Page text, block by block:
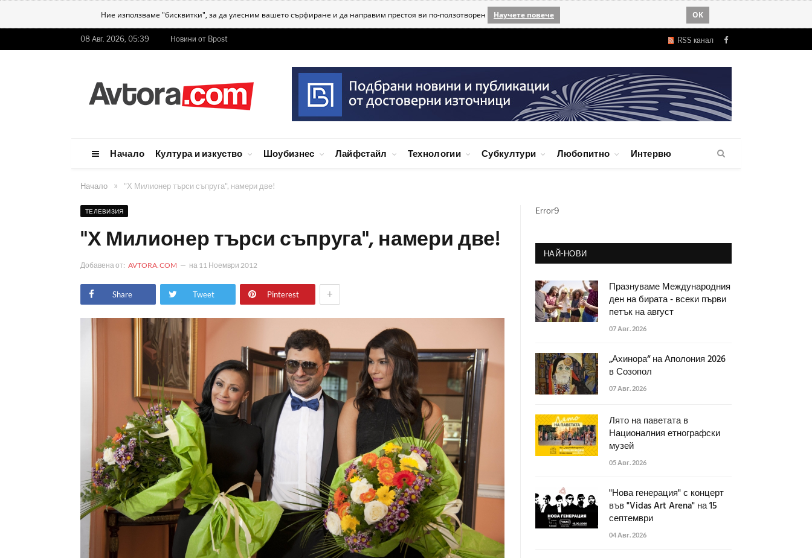
Ние използваме "бисквитки", за да улесним вашето сърфиране и да направим престоя ви по-ползотворен Научете повече OK
08 Авг. 2026, 05:39 Новини от Bpost RSS канал Facebook
Начало Култура и изкуство Шоубизнес Лайфстайл Технологии Субкултури Любопитно Интервю
Начало » "Х Милионер търси съпруга", намери две!
ТЕЛЕВИЗИЯ
"Х Милионер търси съпруга", намери две!
Добавена от: AVTORA.COM на 11 Ноември 2012
Share Tweet Pinterest +
Error9
НАЙ-НОВИ
Празнуваме Международния
ден на бирата - всеки първи
петък на август
07 Авг. 2026
„Ахинора“ на Аполония 2026
в Созопол
07 Авг. 2026
Лято на паветата в
Националния етнографски
музей
05 Авг. 2026
"Нова генерация" с концерт
във "Vidas Art Arena" на 15
септември
04 Авг. 2026